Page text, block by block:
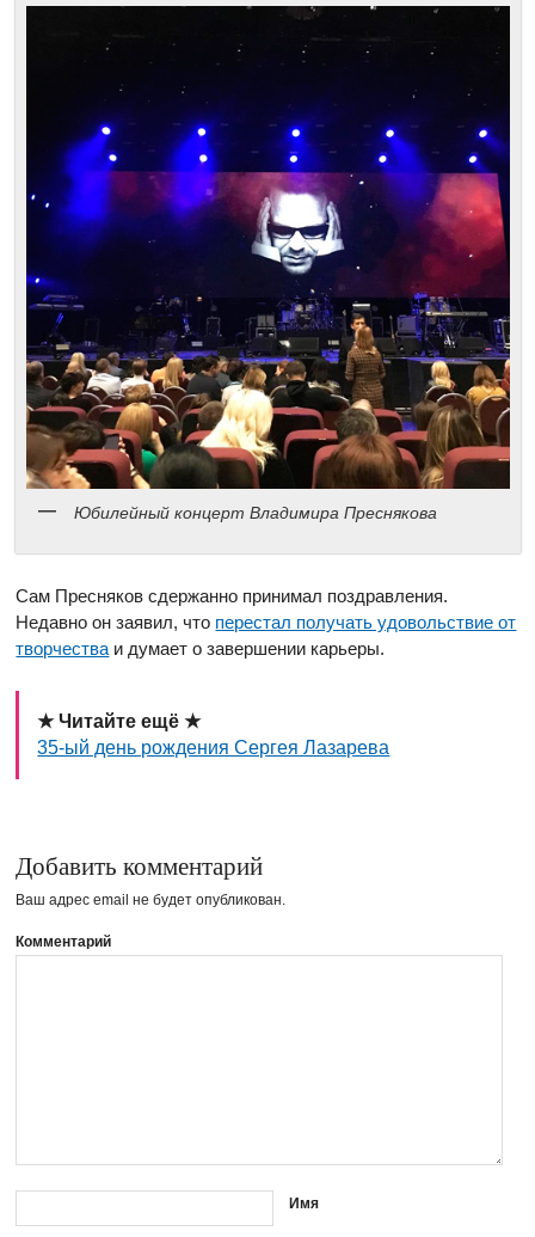
Юбилейный концерт Владимира Преснякова
Сам Пресняков сдержанно принимал поздравления.
Недавно он заявил, что перестал получать удовольствие от
творчества и думает о завершении карьеры.
★ Читайте ещё ★
35-ый день рождения Сергея Лазарева
Добавить комментарий
Ваш адрес email не будет опубликован.
Комментарий
Имя